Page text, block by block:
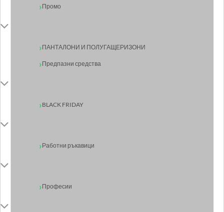
Промо
ПАНТАЛОНИ И ПОЛУГАЩЕРИЗОНИ
Предпазни средства
BLACK FRIDAY
Работни ръкавици
Професии